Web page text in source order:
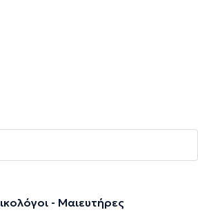
- Μαιευτήρες